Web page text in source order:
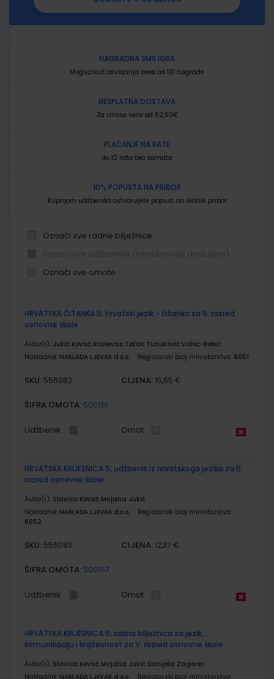
NAGRADNA SMS IGRA
Mogućnost osvajanja neke od 101 nagrade
BESPLATNA DOSTAVA
Za iznose veće od 62,50€
PLAĆANJE NA RATE
do 12 rata bez kamata
10% POPUSTA NA PRIBOR
Kupnjom udžbenika ostvarujete popust na školski pribor
Označi sve radne bilježnice
Označi sve omote
proizvodi
HRVATSKA ČITANKA 5; hrvatski jezik - čitanka za 5. razred
osnovne škole
Autor(i): Jukić Kovač Kraševac Težak Tunuković Valec-Rebić
Nakladnik: NAKLADA LJEVAK d.o.o. Registarski broj ministarstva: 6051
SKU: 556082 CIJENA: 15,65 €
ŠIFRA OMOTA: 500161
Udžbenik Omot
HRVATSKA KRIJESNICA 5; udžbenik iz hrvatskoga jezika za 5.
razred osnovne škole
Autor(i): Slavica Kovač Mirjana Jukić
Nakladnik: NAKLADA LJEVAK d.o.o.
Registarski broj ministarstva:
6052
SKU: 556083 CIJENA: 12,37 €
ŠIFRA OMOTA: 500157
Udžbenik Omot
HRVATSKA KRIJESNICA 5; radna bilježnica za jezik,
komunikaciju i književnost za V. razred osnovne škole
Autor(i): Slavica Kovač Mirjana Jukić Danijela Zagorec
Nakladnik: NAKLADA LJEVAK d.o.o.
Registarski broj ministarstva: